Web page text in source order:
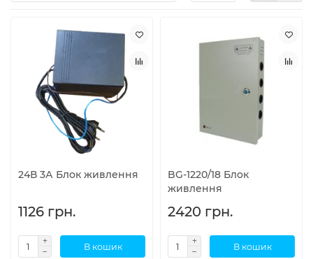
24В 3А Блок живлення
1126 грн.
В кошик
BG-1220/18 Блок
живлення
2420 грн.
В кошик